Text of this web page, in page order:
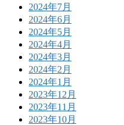
2024年7月
2024年6月
2024年5月
2024年4月
2024年3月
2024年2月
2024年1月
2023年12月
2023年11月
2023年10月